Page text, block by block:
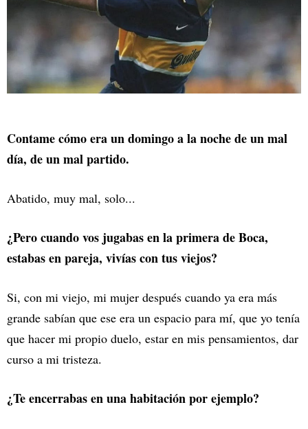
Contame cómo era un domingo a la noche de un mal
día, de un mal partido.
Abatido, muy mal, solo...
¿Pero cuando vos jugabas en la primera de Boca,
estabas en pareja, vivías con tus viejos?
Si, con mi viejo, mi mujer después cuando ya era más
grande sabían que ese era un espacio para mí, que yo tenía
que hacer mi propio duelo, estar en mis pensamientos, dar
curso a mi tristeza.
¿Te encerrabas en una habitación por ejemplo?